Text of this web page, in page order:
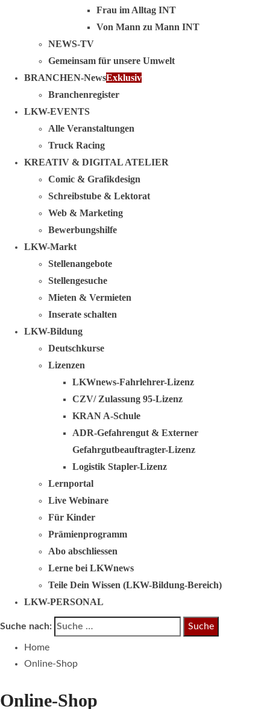
Frau im Alltag INT
Von Mann zu Mann INT
NEWS-TV
Gemeinsam für unsere Umwelt
BRANCHEN-NewsExklusiv
Branchenregister
LKW-EVENTS
Alle Veranstaltungen
Truck Racing
KREATIV & DIGITAL ATELIER
Comic & Grafikdesign
Schreibstube & Lektorat
Web & Marketing
Bewerbungshilfe
LKW-Markt
Stellenangebote
Stellengesuche
Mieten & Vermieten
Inserate schalten
LKW-Bildung
Deutschkurse
Lizenzen
LKWnews-Fahrlehrer-Lizenz
CZV/ Zulassung 95-Lizenz
KRAN A-Schule
ADR-Gefahrengut & Externer
Gefahrgutbeauftragter-Lizenz
Logistik Stapler-Lizenz
Lernportal
Live Webinare
Für Kinder
Prämienprogramm
Abo abschliessen
Lerne bei LKWnews
Teile Dein Wissen (LKW-Bildung-Bereich)
LKW-PERSONAL
Suche nach:
Home
Online-Shop
Online-Shop